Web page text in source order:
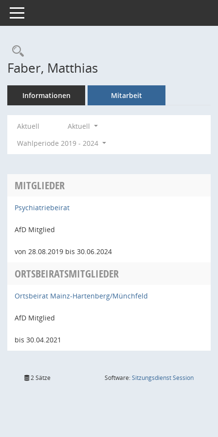
Toggle navigation
Rechercheauswahl
Faber, Matthias
Informationen Mitarbeit
Aktuell
Aktuell
Wahlperiode 2019 - 2024
MITGLIEDER
Psychiatriebeirat
AfD Mitglied
von 28.08.2019 bis 30.06.2024
ORTSBEIRATSMITGLIEDER
Ortsbeirat Mainz-Hartenberg/Münchfeld
AfD Mitglied
bis 30.04.2021
2 Sätze Software:SitzungsdienstSession(Wird in